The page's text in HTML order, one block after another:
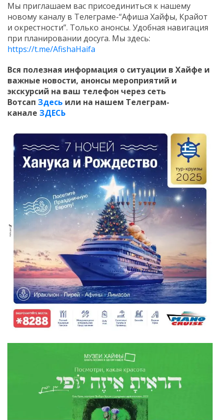
Мы приглашаем вас присоединиться к нашему
новому каналу в Телеграме-“Афиша Хайфы, Крайот
и окрестности”. Только анонсы. Удобная навигация
при планировании досуга. Мы здесь:
https://t.me/AfishaHaifa
Вся полезная информация о ситуации в Хайфе и
важные новости, анонсы мероприятий и
экскурсий на ваш телефон через сеть
Вотсап Здесь или на нашем Телеграм-
канале ЗДЕСЬ